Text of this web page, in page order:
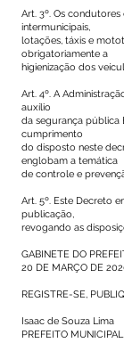
Art. 3º. Os
intermunicipais,
lotações, táxis e
obrigatoriamente a
higienização dos
Art. 4º. A
auxílio
da segurança pública
cumprimento
do disposto neste
englobam a temática
de controle e
Art. 5º. Este Decreto
publicação,
revogando as
GABINETE DO
20 DE MARÇO DE
REGISTRE-SE,
Isaac de Souza Lima
PREFEITO MUNICIPAL